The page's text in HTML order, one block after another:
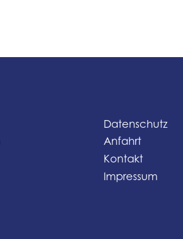
Datenschutz
Anfahrt
Kontakt
Impressum